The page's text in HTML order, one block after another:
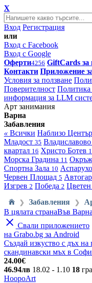
X
Вход Регистрация
или
Вход с Facebook
Вход с Google
Оферти4256 GiftCards за
Контакти Приложение
Условия за ползване
Поверителност Политика
информация за LLM
Арт занимания
Варна
Забавления
« Всички Наблизо Център
Младост 35 Владиславово
квартал 16 Христо Ботев
Морска Градина 11
Спортна Зала 10
Червен Площад 5
Изгрев 2 Победа 2 Цветен
❯ Забавления ❯
В цялата странаВъв Варна
Свали приложението
на Grabo.bg за Android
Създай изкуство с дъх
скандинавски мъх в
24.00€
46.94лв 18.02 - 1.10 18
HoopoArt